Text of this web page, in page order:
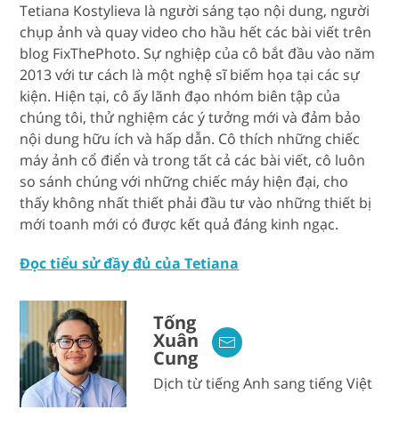
Tetiana Kostylieva là người sáng tạo nội dung, người
chụp ảnh và quay video cho hầu hết các bài viết trên
blog FixThePhoto. Sự nghiệp của cô bắt đầu vào năm
2013 với tư cách là một nghệ sĩ biếm họa tại các sự
kiện. Hiện tại, cô ấy lãnh đạo nhóm biên tập của
chúng tôi, thử nghiệm các ý tưởng mới và đảm bảo
nội dung hữu ích và hấp dẫn. Cô thích những chiếc
máy ảnh cổ điển và trong tất cả các bài viết, cô luôn
so sánh chúng với những chiếc máy hiện đại, cho
thấy không nhất thiết phải đầu tư vào những thiết bị
mới toanh mới có được kết quả đáng kinh ngạc.
Đọc tiểu sử đầy đủ của Tetiana
Tống
Xuân
Cung
Dịch từ tiếng Anh sang tiếng Việt